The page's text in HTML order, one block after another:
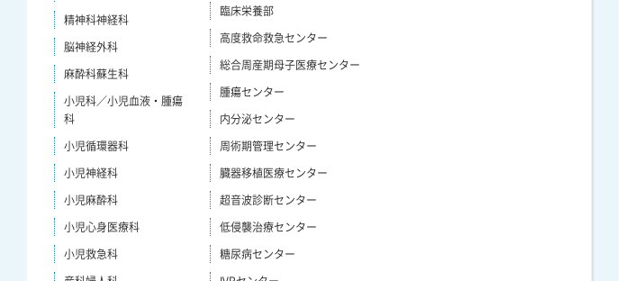
精神科神経科
脳神経外科
麻酔科蘇生科
小児科／小児血液・腫瘍
科
小児循環器科
小児神経科
小児麻酔科
小児心身医療科
小児救急科
臨床栄養部
高度救命救急センター
総合周産期母子医療センター
腫瘍センター
内分泌センター
周術期管理センター
臓器移植医療センター
超音波診断センター
低侵襲治療センター
糖尿病センター